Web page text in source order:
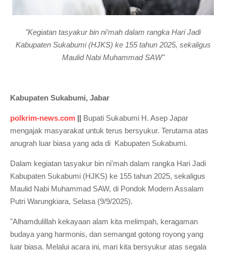
"Kegiatan tasyakur bin ni'mah dalam rangka Hari Jadi
Kabupaten Sukabumi (HJKS) ke 155 tahun 2025, sekaligus
Maulid Nabi Muhammad SAW"
Kabupaten Sukabumi, Jabar
polkrim-news.com || Bupati Sukabumi H. Asep Japar
mengajak masyarakat untuk terus bersyukur. Terutama atas
anugrah luar biasa yang ada di Kabupaten Sukabumi.
Dalam kegiatan tasyakur bin ni'mah dalam rangka Hari Jadi
Kabupaten Sukabumi (HJKS) ke 155 tahun 2025, sekaligus
Maulid Nabi Muhammad SAW, di Pondok Modern Assalam
Putri Warungkiara, Selasa (9/9/2025).
"Alhamdulillah kekayaan alam kita melimpah, keragaman
budaya yang harmonis, dan semangat gotong royong yang
luar biasa. Melalui acara ini, mari kita bersyukur atas segala